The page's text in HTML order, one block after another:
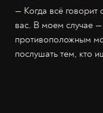
— Когда всё говорит
вас. В моем случае
противоположным
послушать тем, кто